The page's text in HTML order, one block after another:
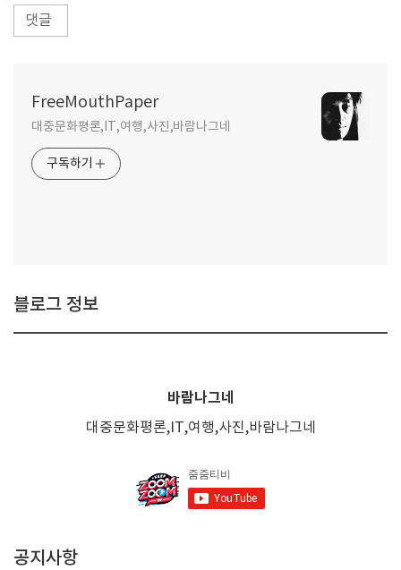
댓글
FreeMouthPaper
대중문화평론,IT,여행,사진,바람나그네
구독하기
블로그 정보
바람나그네
대중문화평론,IT,여행,사진,바람나그네
공지사항